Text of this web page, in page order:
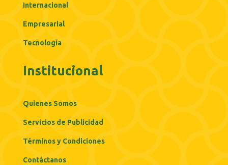
Internacional
Empresarial
Tecnología
Institucional
Quienes Somos
Servicios de Publicidad
Términos y Condiciones
Contáctanos